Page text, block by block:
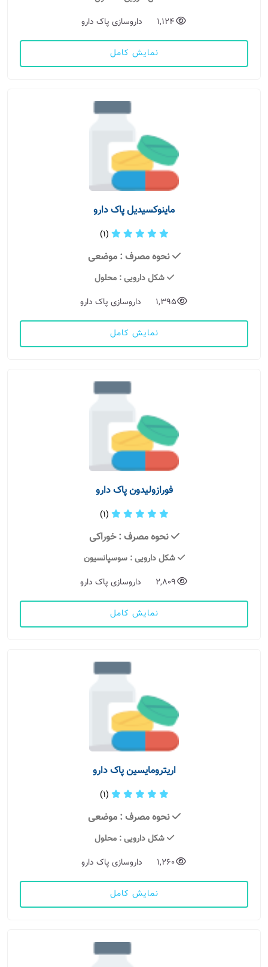
1,124
داروسازی پاک دارو
نمایش کامل
ماینوکسیدیل پاک دارو
(1)
نحوه مصرف : موضعی
شکل دارویی: محلول
1,395
داروسازی پاک دارو
نمایش کامل
فورازولیدون پاک دارو
(1)
نحوه مصرف : خوراکی
شکل دارویی: سوسپانسیون
2,809
داروسازی پاک دارو
نمایش کامل
اریترومایسین پاک دارو
(1)
نحوه مصرف : موضعی
شکل دارویی: محلول
1,260
داروسازی پاک دارو
نمایش کامل